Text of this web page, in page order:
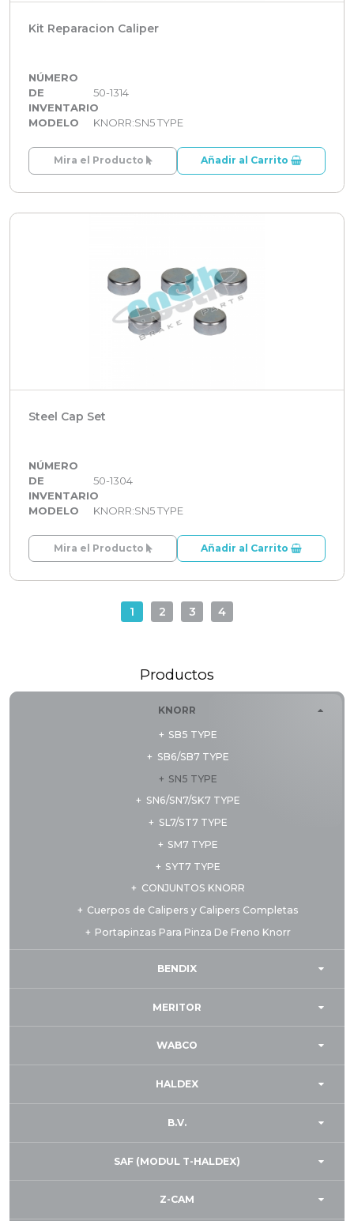
Kit Reparacion Caliper
NÚMERO
DE
INVENTARIO
50-1314
MODELO KNORR:SN5 TYPE
Mira el Producto Añadir al Carrito
Steel Cap Set
NÚMERO
DE
INVENTARIO
50-1304
MODELO KNORR:SN5 TYPE
Mira el Producto Añadir al Carrito
1 2 3 4
Productos
KNORR
SB5 TYPE
SB6/SB7 TYPE
SN5 TYPE
SN6/SN7/SK7 TYPE
SL7/ST7 TYPE
SM7 TYPE
SYT7 TYPE
CONJUNTOS KNORR
Cuerpos de Calipers y Calipers Completas
Portapinzas Para Pinza De Freno Knorr
BENDIX
MERITOR
WABCO
HALDEX
B.V.
SAF (MODUL T-HALDEX)
Z-CAM